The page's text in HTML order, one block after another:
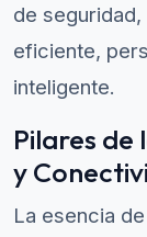
de
eficiente,
inteligente.
Pilares de
y
La esencia